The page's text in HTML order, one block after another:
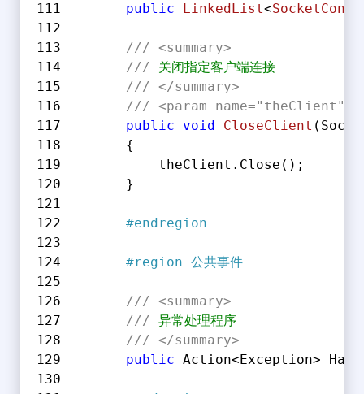
public
LinkedList<
/// <summary>
/// 关闭指定客户端连接
/// </summary>
/// <param name="theClient">
public
void CloseClient (
        {
            theClient.Close();
        }
#endregion
#region 公共事件
/// <summary>
/// 异常处理程序
/// </summary>
public Action<Exception>